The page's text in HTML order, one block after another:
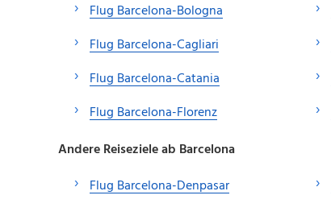
Flug Barcelona-Bologna
Flug Barcelona-Cagliari
Flug Barcelona-Catania
Flug Barcelona-Florenz
Andere Reiseziele ab Barcelona
Flug Barcelona-Denpasar